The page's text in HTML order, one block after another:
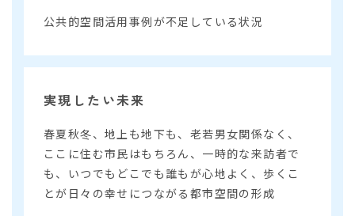
公共的空間活用事例が不足している状況
実現したい未来
春夏秋冬、地上も地下も、老若男女関係なく、
ここに住む市民はもちろん、一時的な来訪者で
も、いつでもどこでも誰もが心地よく、歩くこ
とが日々の幸せにつながる都市空間の形成